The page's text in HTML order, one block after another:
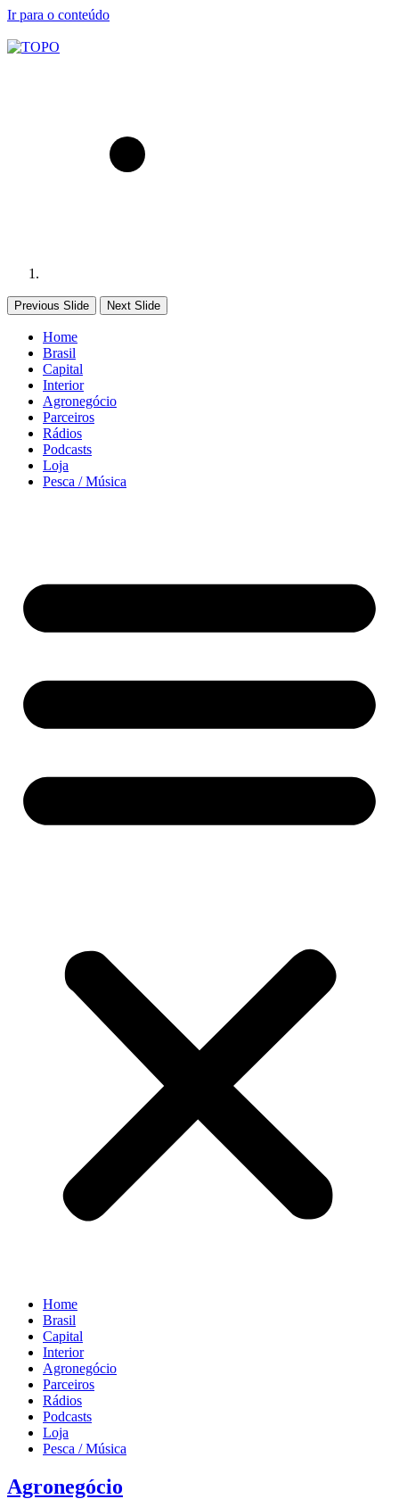
Ir para o conteúdo
Previous Slide Next Slide
Home
Brasil
Capital
Interior
Agronegócio
Parceiros
Rádios
Podcasts
Loja
Pesca / Música
Home
Brasil
Capital
Interior
Agronegócio
Parceiros
Rádios
Podcasts
Loja
Pesca / Música
Agronegócio